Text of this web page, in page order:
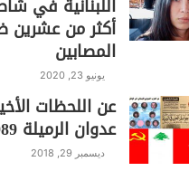
اللبنانية في
أكثر من عشرين
المصابين
يونيو 23, 2020
عن اللحظات
عدوان الرميلة 1989
ديسمبر 29, 2018